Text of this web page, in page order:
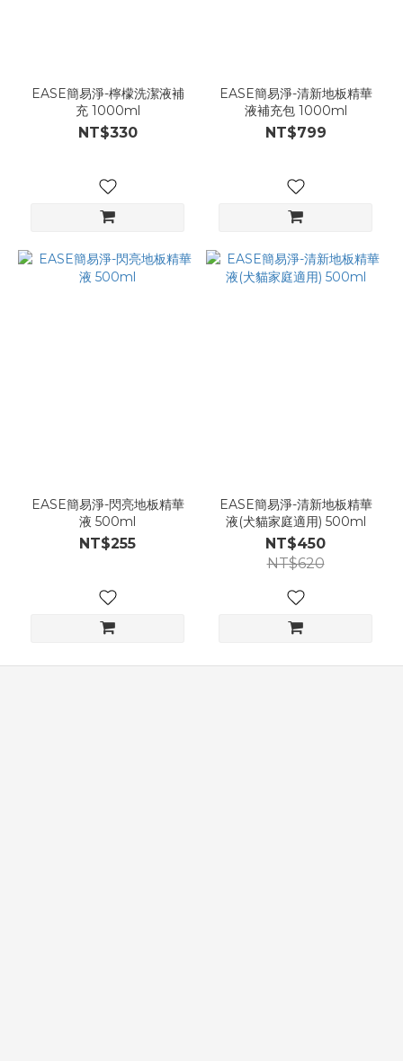
EASE簡易淨-檸檬洗潔液補
充 1000ml
NT$330
EASE簡易淨-清新地板精華
液補充包 1000ml
NT$799
EASE簡易淨-閃亮地板精華
液 500ml
NT$255
EASE簡易淨-清新地板精華
液(犬貓家庭適用) 500ml
NT$450
NT$620